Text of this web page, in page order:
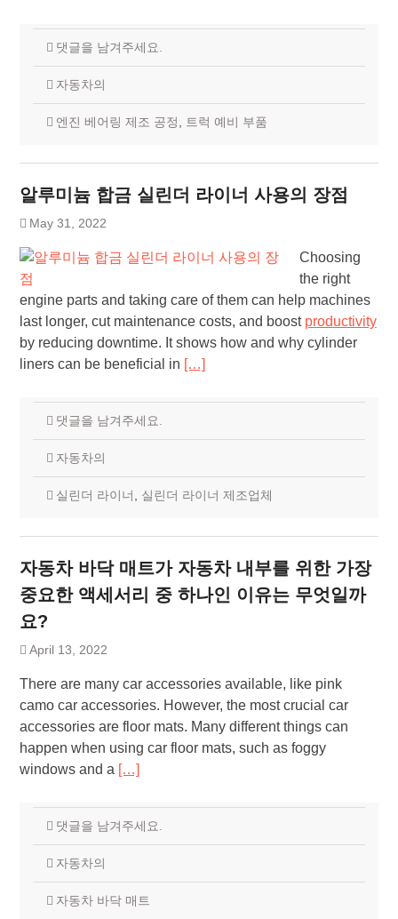
댓글을 남겨주세요.
자동차의
엔진 베어링 제조 공정, 트럭 예비 부품
알루미늄 합금 실린더 라이너 사용의 장점
May 31, 2022
Choosing
the right
engine parts and taking care of them can help machines
last longer, cut maintenance costs, and boost productivity
by reducing downtime. It shows how and why cylinder
liners can be beneficial in […]
댓글을 남겨주세요.
자동차의
실린더 라이너, 실린더 라이너 제조업체
자동차 바닥 매트가 자동차 내부를 위한 가장
중요한 액세서리 중 하나인 이유는 무엇일까
요?
April 13, 2022
There are many car accessories available, like pink
camo car accessories. However, the most crucial car
accessories are floor mats. Many different things can
happen when using car floor mats, such as foggy
windows and a […]
댓글을 남겨주세요.
자동차의
자동차 바닥 매트